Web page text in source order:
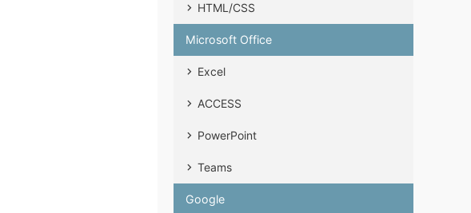
HTML/CSS
Microsoft Office
Excel
ACCESS
PowerPoint
Teams
Google